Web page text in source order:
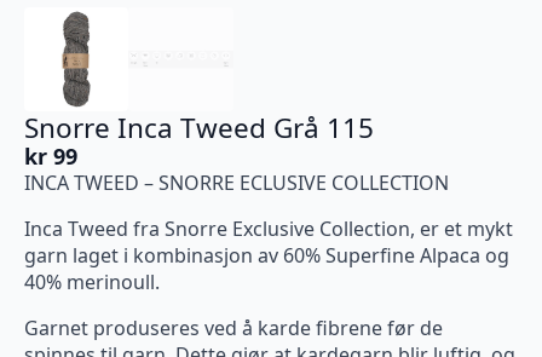
Snorre Inca Tweed Grå 115
kr 99
INCA TWEED – SNORRE ECLUSIVE COLLECTION
Inca Tweed fra Snorre Exclusive Collection, er et mykt
garn laget i kombinasjon av 60% Superfine Alpaca og
40% merinoull.
Garnet produseres ved å karde fibrene før de